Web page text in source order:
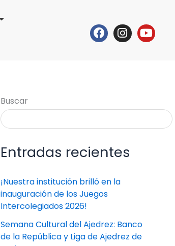
Facebook
Buscar
Entradas recientes
¡Nuestra institución brilló en la
inauguración de los Juegos
Intercolegiados 2026!
Semana Cultural del Ajedrez: Banco
de la República y Liga de Ajedrez de